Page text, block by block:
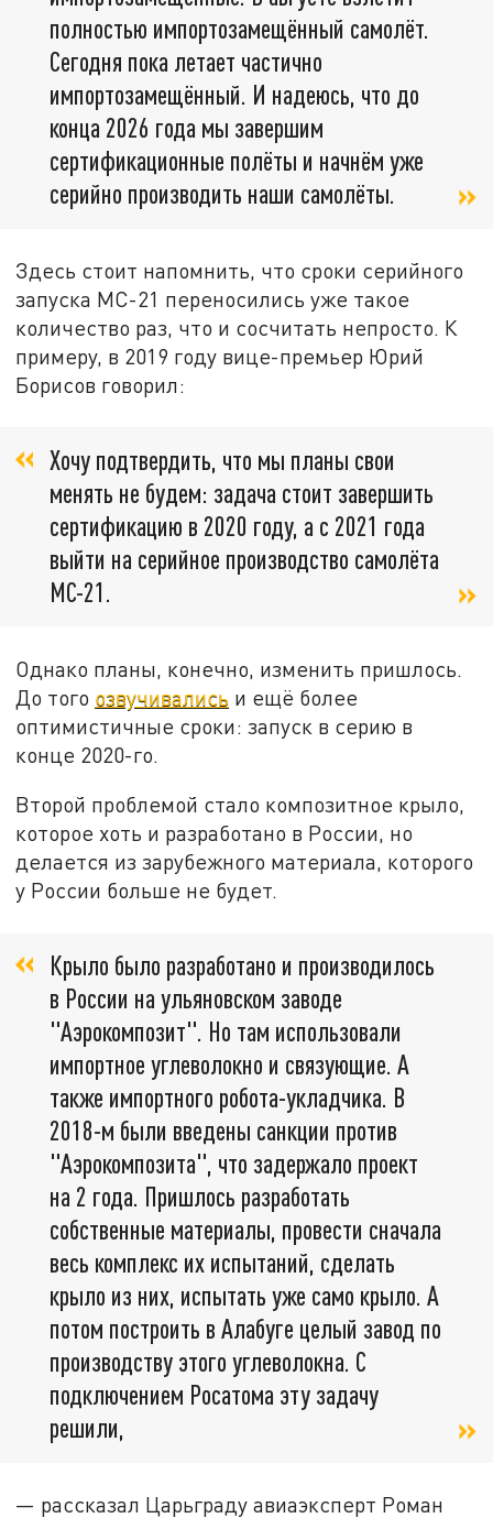
полностью импортозамещённый самолёт.
Сегодня пока летает частично
импортозамещённый. И надеюсь, что до
конца 2026 года мы завершим
сертификационные полёты и начнём уже
серийно производить наши самолёты.
Здесь стоит напомнить, что сроки серийного
запуска МС-21 переносились уже такое
количество раз, что и сосчитать непросто. К
примеру, в 2019 году вице-премьер Юрий
Борисов говорил:
Хочу подтвердить, что мы планы свои
менять не будем: задача стоит завершить
сертификацию в 2020 году, а с 2021 года
выйти на серийное производство самолёта
МС-21.
Однако планы, конечно, изменить пришлось.
До того озвучивались и ещё более
оптимистичные сроки: запуск в серию в
конце 2020-го.
Второй проблемой стало композитное крыло,
которое хоть и разработано в России, но
делается из зарубежного материала, которого
у России больше не будет.
Крыло было разработано и производилось
в России на ульяновском заводе
"Аэрокомпозит". Но там использовали
импортное углеволокно и связующие. А
также импортного робота-укладчика. В
2018-м были введены санкции против
"Аэрокомпозита", что задержало проект
на 2 года. Пришлось разработать
собственные материалы, провести сначала
весь комплекс их испытаний, сделать
крыло из них, испытать уже само крыло. А
потом построить в Алабуге целый завод по
производству этого углеволокна. С
подключением Росатома эту задачу
решили,
— рассказал Царьграду авиаэксперт Роман